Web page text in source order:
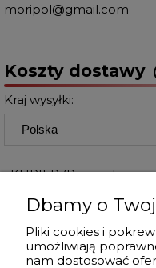
moripol@gmail.com
Koszty dostawy
Kraj wysyłki:
KURIER(Przewidywana
InPost. Dostawa do 3
Odbiór w wybranym
Dbamy o
Pliki cookies i
umożliwiają
nam dostosować